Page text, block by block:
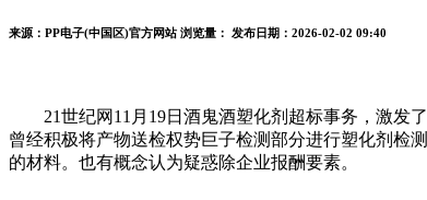
来源：PP电子(中国区)官方网站 浏览量： 发布日期：2026-02-02 09:40
21世纪网11月19日酒鬼酒塑化剂超标事务，激发了
曾经积极将产物送检权势巨子检测部分进行塑化剂检
的材料。也有概念认为疑惑除企业报酬要素。